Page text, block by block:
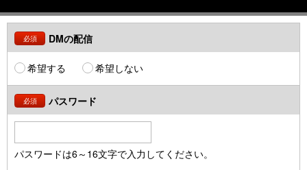
必須 DMの配信
希望する 希望しない
必須 パスワード
パスワードは6～16文字で入力してください。